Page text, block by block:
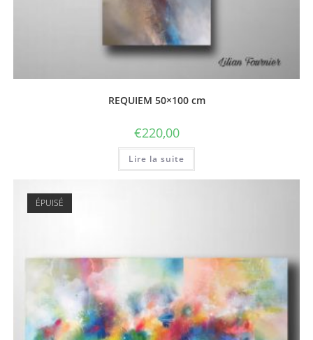
REQUIEM 50×100 cm
€220,00
Lire la suite
ÉPUISÉ